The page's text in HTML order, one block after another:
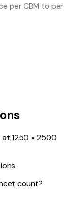
per CBM to per
at 1250 × 2500
count?